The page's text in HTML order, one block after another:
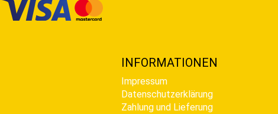
INFORMATIONEN
Impressum
Datenschutzerklärung
Zahlung und Lieferung